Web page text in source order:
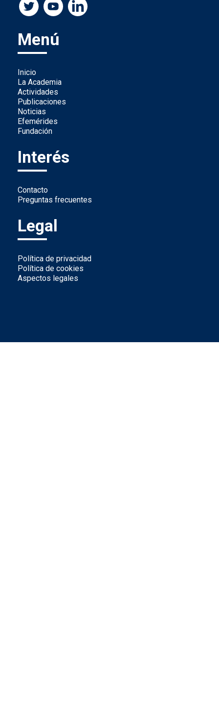
Menú
Inicio
La Academia
Actividades
Publicaciones
Noticias
Efemérides
Fundación
Interés
Contacto
Preguntas frecuentes
Legal
Política de privacidad
Política de cookies
Aspectos legales